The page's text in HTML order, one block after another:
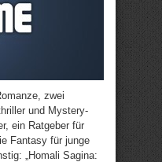
zwei
und Mystery-
ein Ratgeber für
Fantasy für junge
„Homali Sagina: